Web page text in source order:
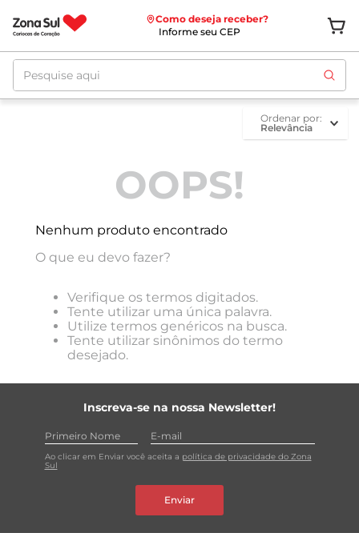
Como deseja receber?
Informe seu CEP
Pesquise aqui
ordenar por
Relevância
OOPS!
Nenhum produto encontrado
O que eu devo fazer?
Verifique os termos digitados.
Tente utilizar uma única palavra.
Utilize termos genéricos na busca.
Tente utilizar sinônimos do termo
desejado.
Inscreva-se na nossa Newsletter!
Ao clicar em Enviar você aceita a política de privacidade do Zona
Sul
Enviar